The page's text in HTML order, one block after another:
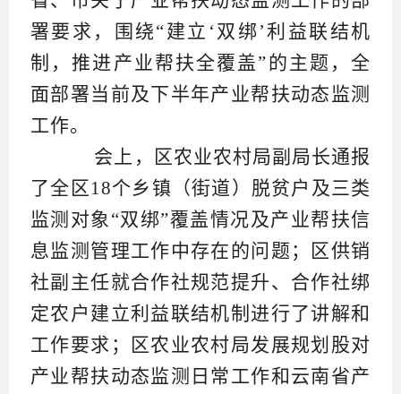
署要求，围绕“建立‘双绑’利益联结机
制，推进产业帮扶全覆盖”的主题，全
面部署当前及下半年产业帮扶动态监测
工作。
会上，区农业农村局副局长通报
了全区18个乡镇（街道）脱贫户及三类
监测对象“双绑”覆盖情况及产业帮扶信
息监测管理工作中存在的问题；区供销
社副主任就合作社规范提升、合作社绑
定农户建立利益联结机制进行了讲解和
工作要求；区农业农村局发展规划股对
产业帮扶动态监测日常工作和云南省产